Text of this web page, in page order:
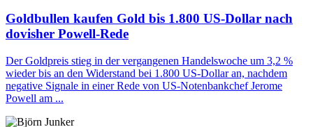
Goldbullen kaufen Gold bis 1.800 US-Dollar nach
dovisher Powell-Rede
Der Goldpreis stieg in der vergangenen Handelswoche um 3,2 %
wieder bis an den Widerstand bei 1.800 US-Dollar an, nachdem
negative Signale in einer Rede von US-Notenbankchef Jerome
Powell am ...